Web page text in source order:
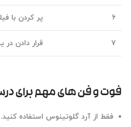
۶ پر کردن با
۷ قرار دادن در
فوت و فن های مهم برای
فقط از آرد گلوتینوس استفاده کنید.